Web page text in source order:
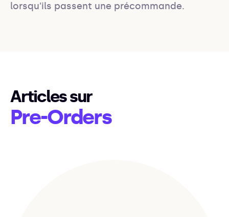
lorsqu'ils passent une précommande.
Articles sur
Pre-Orders